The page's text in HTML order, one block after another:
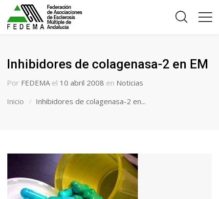
Inhibidores de colagenasa-2 en EM
Por FEDEMA el 10 abril 2008 en Noticias
Inicio
Inhibidores de colagenasa-2 en...